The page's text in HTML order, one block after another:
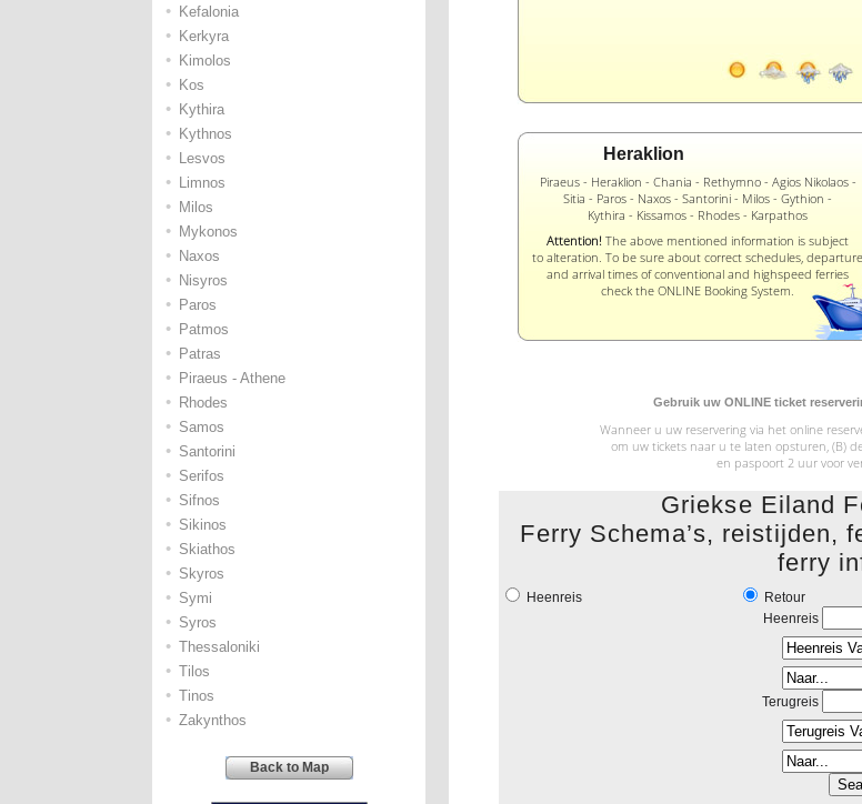
• Kefalonia
• Kerkyra
• Kimolos
• Kos
• Kythira
• Kythnos
• Lesvos
• Limnos
• Milos
• Mykonos
• Naxos
• Nisyros
• Paros
• Patmos
• Patras
• Piraeus - Athene
• Rhodes
• Samos
• Santorini
• Serifos
• Sifnos
• Sikinos
• Skiathos
• Skyros
• Symi
• Syros
• Thessaloniki
• Tilos
• Tinos
• Zakynthos
Back to Map
Heraklion
Piraeus - Heraklion - Chania - Rethymno - Agios Nikolaos -
Sitia - Paros - Naxos - Santorini - Milos - Gythion -
Kythira - Kissamos - Rhodes - Karpathos
Attention! The above mentioned information is subject
to alteration. To be sure about correct schedules, departure
and arrival times of conventional and highspeed ferries
check the ONLINE Booking System.
Gebruik uw ONLINE ticket
Wanneer u uw reservering via het online
om uw tickets naar u te laten opsturen, (B)
en paspoort 2 uur voor
Griekse Eiland
Ferry Schema’s, reistijden,
ferry
Heenreis Retour
Heenreis
Terugreis